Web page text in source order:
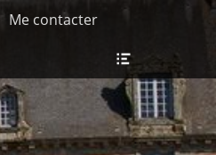
Me contacter
tête